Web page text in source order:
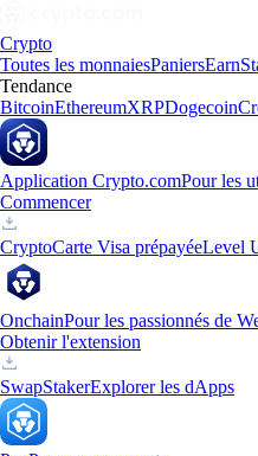
Crypto
Toutes les monnaiesPaniersEarn
Tendance
BitcoinEthereumXRPDogecoin
Application Crypto.comPour les
Commencer
CryptoCarte Visa prépayéeLevel
OnchainPour les passionnés de
Obtenir l'extension
SwapStakerExplorer les dApps